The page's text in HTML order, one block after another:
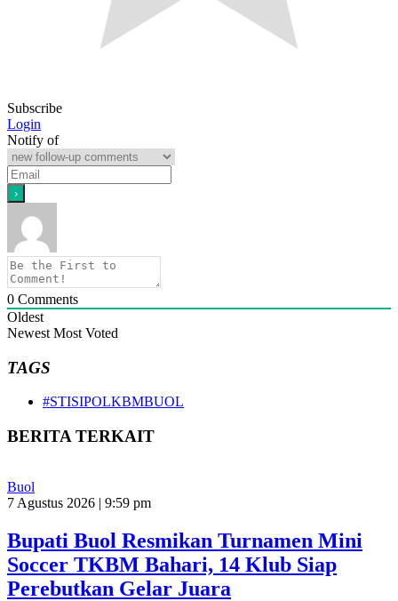
Subscribe
Login
Notify of
0 Comments
Oldest
Newest Most Voted
TAGS
#STISIPOLKBMBUOL
BERITA TERKAIT
Buol
7 Agustus 2026 | 9:59 pm
Bupati Buol Resmikan Turnamen Mini
Soccer TKBM Bahari, 14 Klub Siap
Perebutkan Gelar Juara